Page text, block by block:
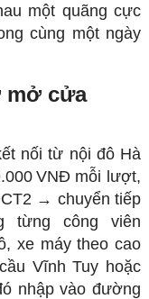
một quãng cực
cùng một ngày
mở cửa
nối từ nội đô Hà
VNĐ mỗi lượt,
→ chuyển tiếp
từng công viên
xe máy theo cao
Vĩnh Tuy hoặc
nhập vào đường